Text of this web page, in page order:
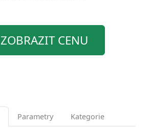
ZOBRAZIT CENU
Parametry Kategorie